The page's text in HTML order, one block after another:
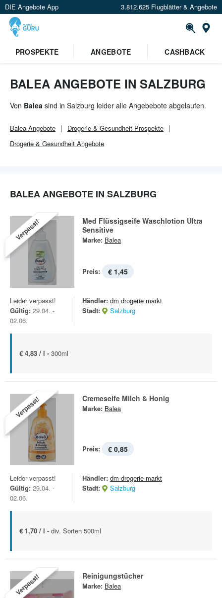
DIE Angebote App 3.812.625 Flugblätter & Angebote
PROSPEKTE ANGEBOTE CASHBACK
BALEA ANGEBOTE IN SALZBURG
Von Balea sind in Salzburg leider alle Angebebote abgelaufen.
Balea Angebote Drogerie & Gesundheit Prospekte
Drogerie & Gesundheit Angebote
BALEA ANGEBOTE IN SALZBURG
Verpasst!
Med Flüssigseife Waschlotion Ultra
Sensitive
Marke: Balea
Preis: € 1,45
Leider verpasst!
Gültig: 29.04. -
02.06.
Händler: dm drogerie markt
Stadt:
Salzburg
€ 4,83 / l - 300ml
Verpasst! Cremeseife Milch & Honig
Marke: Balea
Preis: € 0,85
Leider verpasst!
Gültig: 29.04. -
02.06.
Händler: dm drogerie markt
Stadt:
Salzburg
€ 1,70 / l - div. Sorten 500ml
Verpasst! Reinigungstücher
Marke: Balea